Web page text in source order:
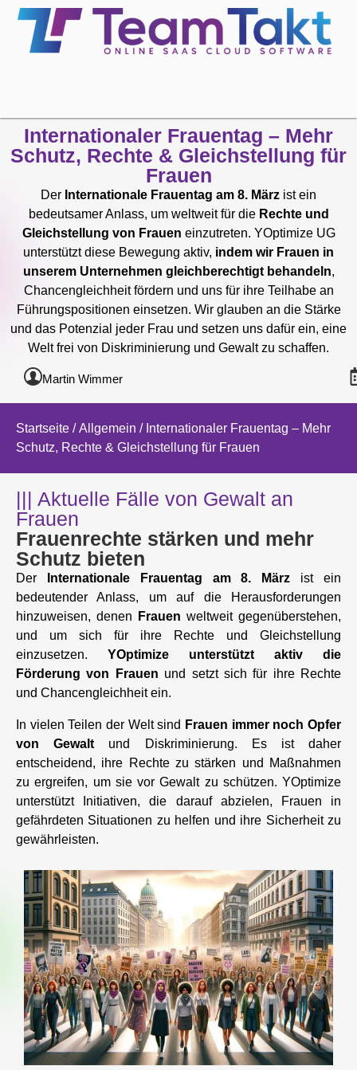
Internationaler Frauentag – Mehr
Schutz, Rechte & Gleichstellung für
Frauen
Der Internationale Frauentag am 8. März ist ein
bedeutsamer Anlass, um weltweit für die Rechte und
Gleichstellung von Frauen einzutreten. YOptimize UG
unterstützt diese Bewegung aktiv, indem wir Frauen in
unserem Unternehmen gleichberechtigt behandeln,
Chancengleichheit fördern und uns für ihre Teilhabe an
Führungspositionen einsetzen. Wir glauben an die Stärke
und das Potenzial jeder Frau und setzen uns dafür ein, eine
Welt frei von Diskriminierung und Gewalt zu schaffen.
Martin Wimmer
Startseite / Allgemein / Internationaler Frauentag – Mehr
Schutz, Rechte & Gleichstellung für Frauen
||| Aktuelle Fälle von Gewalt an
Frauen
Frauenrechte stärken und mehr
Schutz bieten
Der Internationale Frauentag am 8. März ist ein
bedeutender Anlass, um auf die Herausforderungen
hinzuweisen, denen
Frauen weltweit gegenüberstehen,
und um sich für ihre Rechte und Gleichstellung
einzusetzen. YOptimize unterstützt aktiv die
Förderung von Frauen und setzt sich für ihre Rechte
und Chancengleichheit ein.
In vielen Teilen der Welt sind Frauen immer noch Opfer
von Gewaltund Diskriminierung. Es ist daher
entscheidend, ihre Rechte zu stärken und Maßnahmen
zu ergreifen, um sie vor Gewalt zu schützen. YOptimize
unterstützt Initiativen, die darauf abzielen, Frauen in
gefährdeten Situationen zu helfen und ihre Sicherheit zu
gewährleisten.